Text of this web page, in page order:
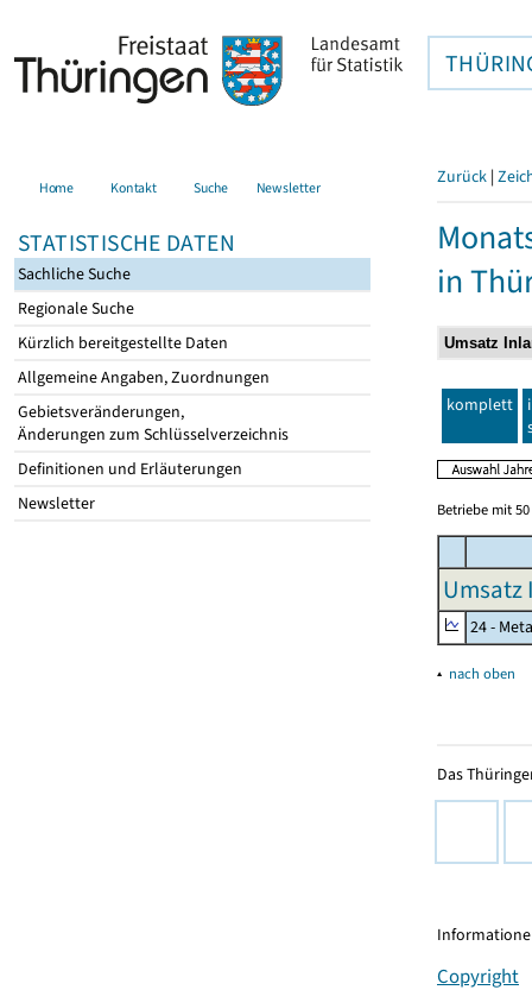
Home Kontakt Suche Newsletter
STATISTISCHE DATEN
Sachliche Suche
Regionale Suche
Kürzlich bereitgestellte Daten
Allgemeine Angaben, Zuordnungen
Gebietsveränderungen,
Änderungen zum Schlüsselverzeichnis
Definitionen und Erläuterungen
Newsletter
Zurück |
in
komplett
Betriebe mit
Umsatz
24 -
▴ nach oben
Das
Copyright